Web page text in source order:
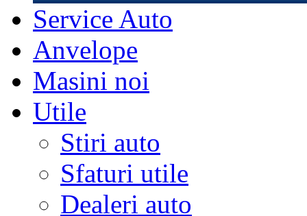
Service Auto
Anvelope
Masini noi
Utile
Stiri auto
Sfaturi utile
Dealeri auto